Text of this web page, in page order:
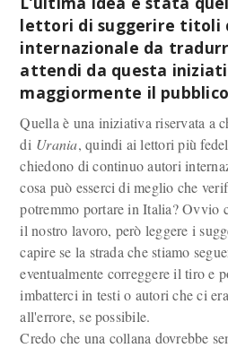
lettori di suggerire titoli
internazionale da
attendi da questa
maggiormente il
Quella è una iniziativa riservata a
di Urania, quindi ai lettori più
chiedono di continuo autori
cosa può esserci di meglio che
potremmo portare in Italia? Ovvio
il nostro lavoro, però leggere i
capire se la strada che stiamo
eventualmente correggere il tiro e
imbatterci in testi o autori che ci
all'errore, se possibile.
Credo che una collana dovrebbe